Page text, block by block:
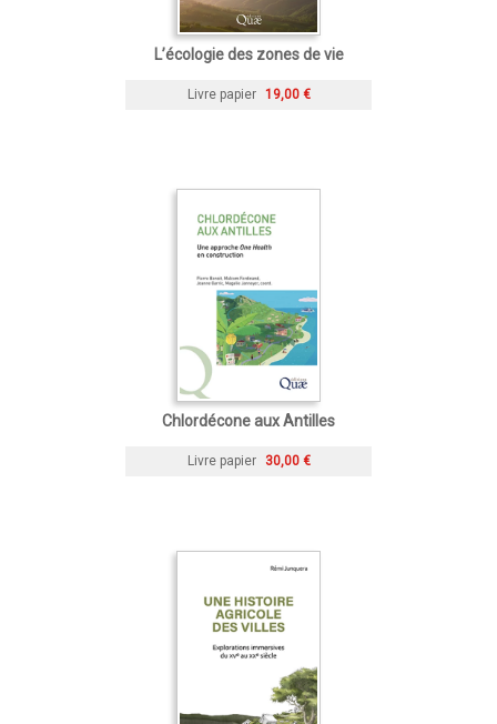
L’écologie des zones de vie
Livre papier 19,00 €
Chlordécone aux Antilles
Livre papier 30,00 €